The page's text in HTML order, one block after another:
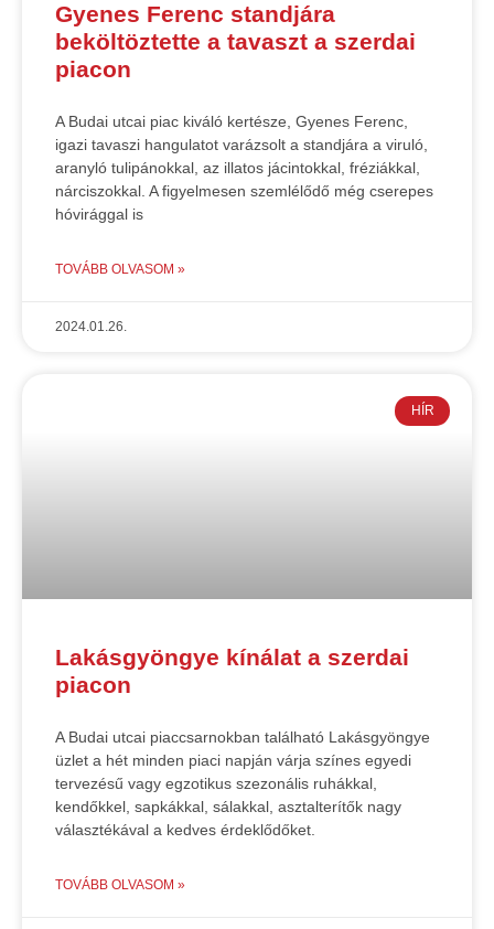
Gyenes Ferenc standjára
beköltöztette a tavaszt a szerdai
piacon
A Budai utcai piac kiváló kertésze, Gyenes Ferenc,
igazi tavaszi hangulatot varázsolt a standjára a viruló,
aranyló tulipánokkal, az illatos jácintokkal, fréziákkal,
nárciszokkal. A figyelmesen szemlélődő még cserepes
hóvirággal is
TOVÁBB OLVASOM »
2024.01.26.
HÍR
Lakásgyöngye kínálat a szerdai
piacon
A Budai utcai piaccsarnokban található Lakásgyöngye
üzlet a hét minden piaci napján várja színes egyedi
tervezésű vagy egzotikus szezonális ruhákkal,
kendőkkel, sapkákkal, sálakkal, asztalterítők nagy
választékával a kedves érdeklődőket.
TOVÁBB OLVASOM »